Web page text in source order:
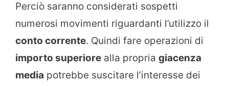
Perciò saranno considerati sospetti
numerosi movimenti riguardanti l’utilizzo il
conto corrente. Quindi fare operazioni di
importo superiore alla propria giacenza
media potrebbe suscitare l’interesse dei